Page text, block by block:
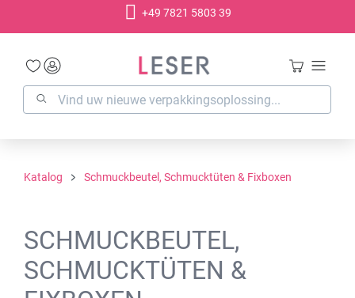
+49 7821 5803 39
Katalog Schmuckbeutel, Schmucktüten & Fixboxen
SCHMUCKBEUTEL,
SCHMUCKTÜTEN &